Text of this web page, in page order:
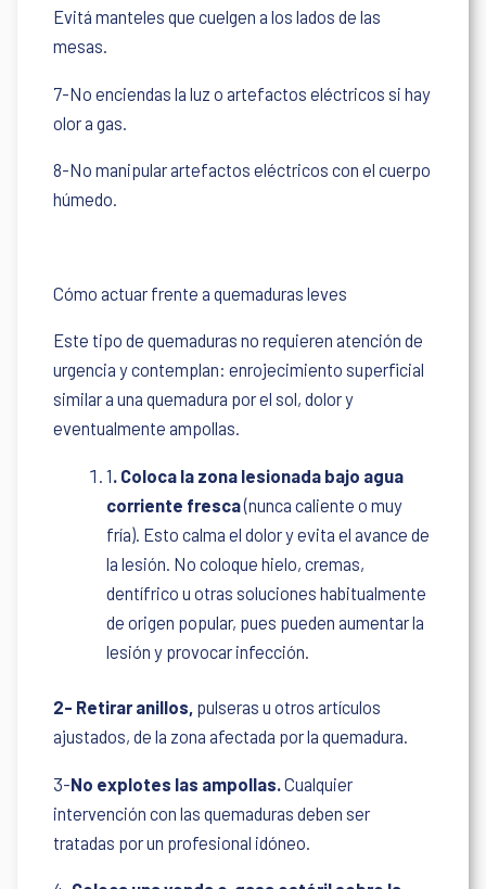
Evitá manteles que cuelgen a los lados de las
mesas.
7-No enciendas la luz o artefactos eléctricos si hay
olor a gas.
8-No manipular artefactos eléctricos con el cuerpo
húmedo.
Cómo actuar frente a quemaduras leves
Este tipo de quemaduras no requieren atención de
urgencia y contemplan: enrojecimiento superficial
similar a una quemadura por el sol, dolor y
eventualmente ampollas.
1. Coloca la zona lesionada bajo agua
corriente fresca(nunca caliente o muy
fría). Esto calma el dolor y evita el avance de
la lesión. No coloque hielo, cremas,
dentífrico u otras soluciones habitualmente
de origen popular, pues pueden aumentar la
lesión y provocar infección.
2- Retirar anillos, pulseras u otros artículos
ajustados, de la zona afectada por la quemadura.
3-No explotes las ampollas. Cualquier
intervención con las quemaduras deben ser
tratadas por un profesional idóneo.